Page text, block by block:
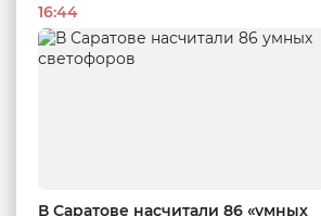
16:44
В Саратове насчитали 86 «умных